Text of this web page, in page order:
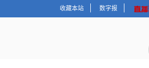
收藏本站 数字报